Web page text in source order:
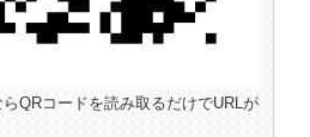
QRコードを読み取るだけでURLが